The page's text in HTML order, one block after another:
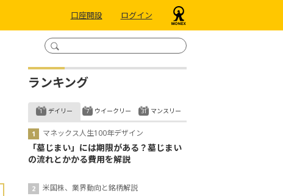
口座開設 ログイン
ランキング
デイリー
マネックス人生100年デザイン
「墓じまい」には期限がある？墓じまい
の流れとかかる費用を解説
米国株、業界動向と銘柄解説
ウイークリー マンスリー